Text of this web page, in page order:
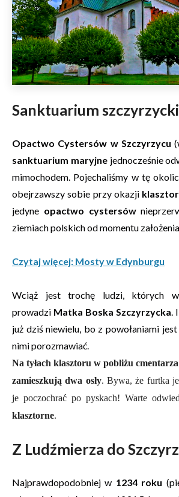
Sanktuarium
Opactwo Cystersów w Szczyrzycu
sanktuarium maryjnejednocześnie
mimochodem. Pojechaliśmy w tę
obejrzawszy sobie przy okazji
jedyne opactwo cystersów
ziemiach polskich od momentu
Czytaj więcej: Mosty w Edynburgu
Wciąż jest trochę ludzi, których w
prowadzi Matka Boska Szczyrzycka.
już dziś niewielu, bo z powołaniami
nimi porozmawiać.
Na tyłach klasztoru w pobliżu
zamieszkują dwa osły. Bywa, że furtka
je poczochrać po pyskach! Warte
klasztorne.
Z Ludźmierza do
Najprawdopodobniej w 1234 roku